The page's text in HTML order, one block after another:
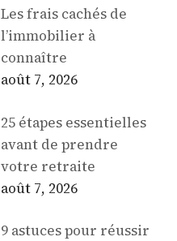
Les frais cachés de
l’immobilier à
connaître
août 7, 2026
25 étapes essentielles
avant de prendre
votre retraite
août 7, 2026
9 astuces pour réussir